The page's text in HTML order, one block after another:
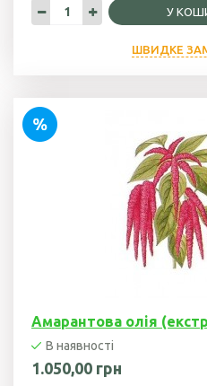
У
ШВИДКЕ
Амарантова олія
В наявності
1.050,00 грн